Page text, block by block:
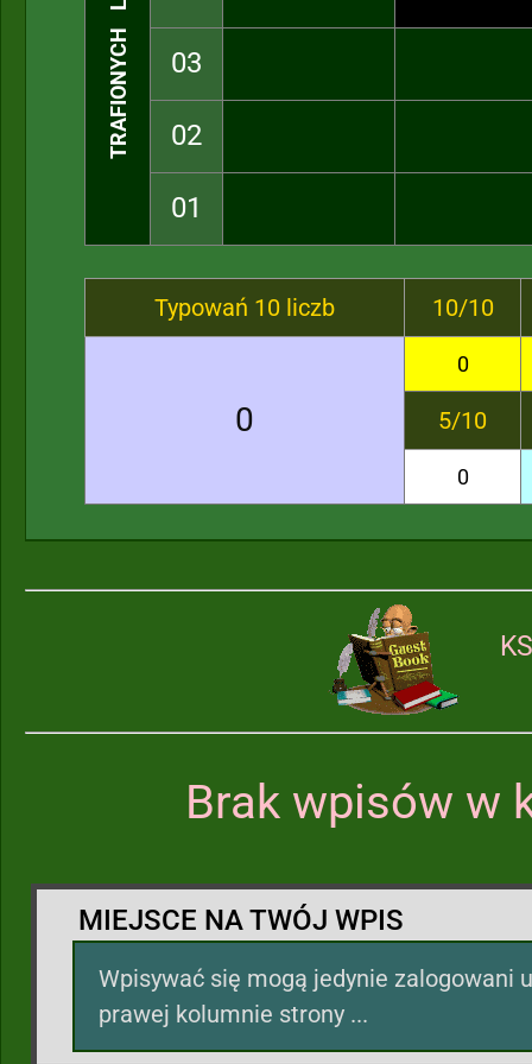
TRAFIONYCH LICZB 03
02
01
Typowań 10 liczb 10/10
0
0
5/10
0
Brak wpisów w
MIEJSCE NA TWÓJ WPIS
Wpisywać się mogą jedynie zalogowani
prawej kolumnie strony ...